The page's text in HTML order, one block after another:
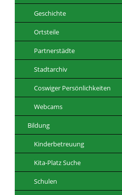
Geschichte
Ortsteile
Partnerstädte
Stadtarchiv
Coswiger Persönlichkeiten
Webcams
Bildung
Kinderbetreuung
Kita-Platz Suche
Schulen